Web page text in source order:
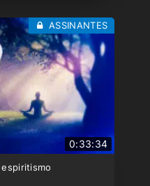
0:33:34
ASSINANTES